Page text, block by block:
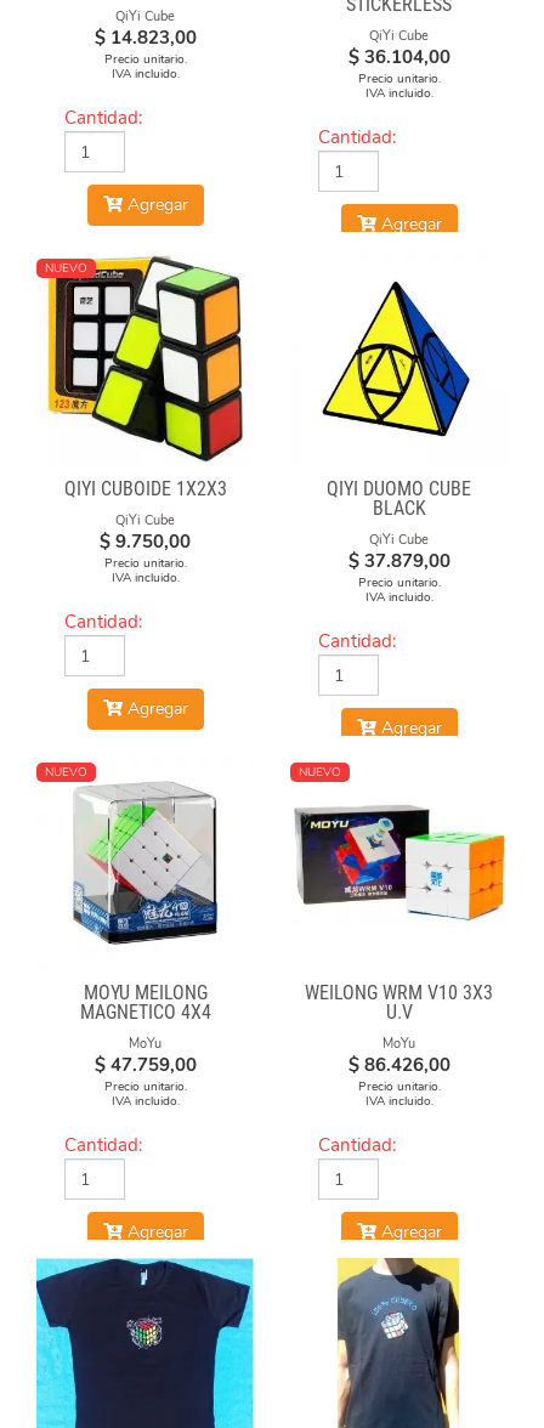
QiYi Cube
$ 14.823,00
Precio unitario.
IVA incluido.
Cantidad:
Agregar
QiYi Cube
$ 36.104,00
Precio unitario.
IVA incluido.
Cantidad:
Agregar
NUEVO
QIYI CUBOIDE 1X2X3
QiYi Cube
$ 9.750,00
Precio unitario.
IVA incluido.
Cantidad:
Agregar
QIYI DUOMO CUBE
BLACK
QiYi Cube
$ 37.879,00
Precio unitario.
IVA incluido.
Cantidad:
Agregar
NUEVO
MOYU MEILONG
MAGNETICO 4X4
MoYu
$ 47.759,00
Precio unitario.
IVA incluido.
Cantidad:
Agregar
NUEVO
WEILONG WRM V10 3X3
U.V
MoYu
$ 86.426,00
Precio unitario.
IVA incluido.
Cantidad:
Agregar